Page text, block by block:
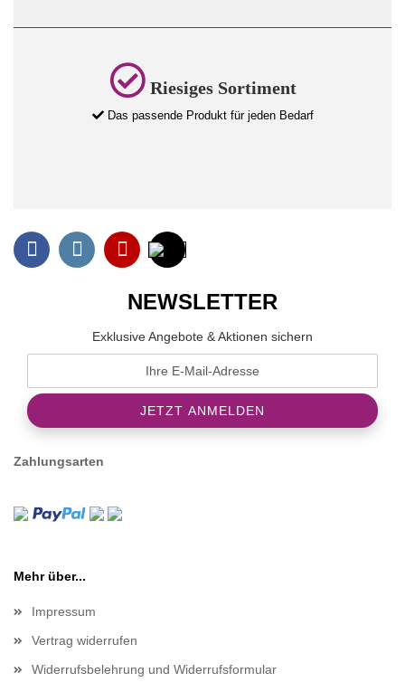
Riesiges Sortiment
Das passende Produkt für jeden Bedarf
NEWSLETTER
Exklusive Angebote & Aktionen sichern
Zahlungsarten
Mehr über...
Impressum
Vertrag widerrufen
Widerrufsbelehrung und Widerrufsformular